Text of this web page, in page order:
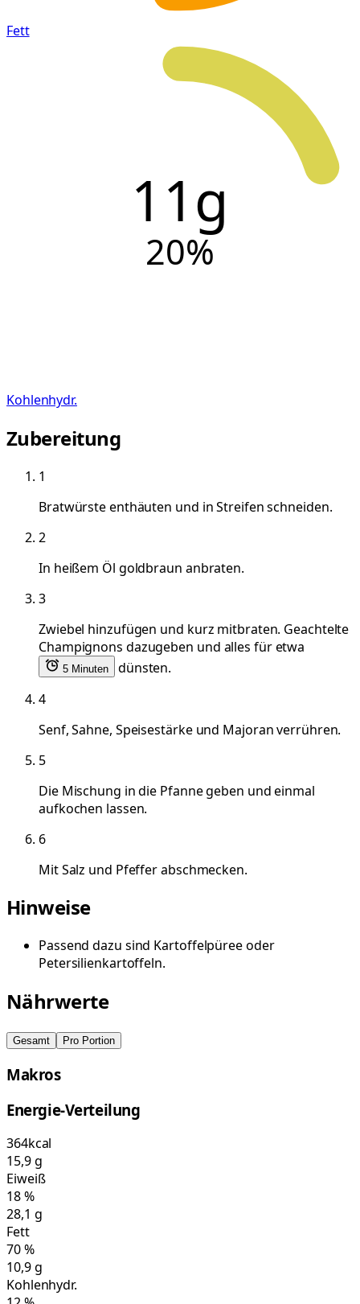
Fett
11g
20%
Kohlenhydr.
Zubereitung
1
Bratwürste enthäuten und in Streifen schneiden.
2
In heißem Öl goldbraun anbraten.
3
Zwiebel hinzufügen und kurz mitbraten. Geachtelte
Champignons dazugeben und alles für etwa
5 Minuten
dünsten.
4
Senf, Sahne, Speisestärke und Majoran verrühren.
5
Die Mischung in die Pfanne geben und einmal
aufkochen lassen.
6
Mit Salz und Pfeffer abschmecken.
Hinweise
Passend dazu sind Kartoffelpüree oder
Petersilienkartoffeln.
Nährwerte
Gesamt Pro Portion
Makros
Energie-Verteilung
364kcal
15,9g
Eiweiß
18%
28,1 g
Fett
70%
10,9g
Kohlenhydr.